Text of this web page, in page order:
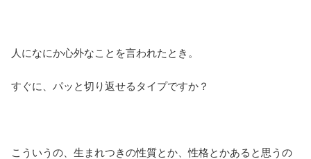
人になにか心外なことを言われたとき。
すぐに、パッと切り返せるタイプですか？
こういうの、生まれつきの性質とか、性格とかあると思うの